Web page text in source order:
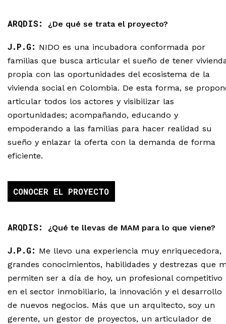
ARQDIS: ¿De qué se trata el proyecto?
J.P.G: NIDO es una incubadora conformada por
familias que busca articular el sueño de tener
propia con las oportunidades del ecosistema de la
vivienda social en Colombia. De esta forma, se
articular todos los actores y visibilizar las
oportunidades; acompañando, educando y
empoderando a las familias para hacer realidad su
sueño y enlazar la oferta con la demanda de forma
eficiente.
CONOCER EL PROYECTO
ARQDIS: ¿Qué te llevas de MAM para lo que viene?
J.P.G: Me llevo una experiencia muy enriquecedora,
grandes conocimientos, habilidades y destrezas que
permiten ser a día de hoy, un profesional competitivo
en el sector inmobiliario, la innovación y el desarrollo
de nuevos negocios. Más que un arquitecto, soy un
gerente, un gestor de proyectos, un articulador de